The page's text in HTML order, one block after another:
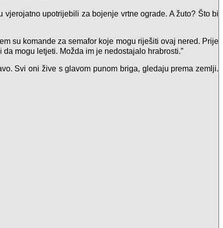
upotrijebili za bojenje vrtne ograde. A žuto? Što bi
su komande za semafor koje mogu riješiti ovaj nered. Prije
mogu letjeti. Možda im je nedostajalo hrabrosti.”
Svi oni žive s glavom punom briga, gledaju prema zemlji.